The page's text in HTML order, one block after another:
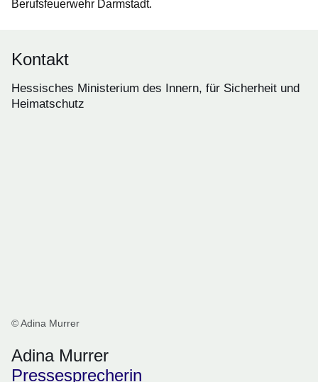
Berufsfeuerwehr Darmstadt.
Kontakt
Hessisches Ministerium des Innern, für Sicherheit und
Heimatschutz
© Adina Murrer
Adina Murrer
Pressesprecherin